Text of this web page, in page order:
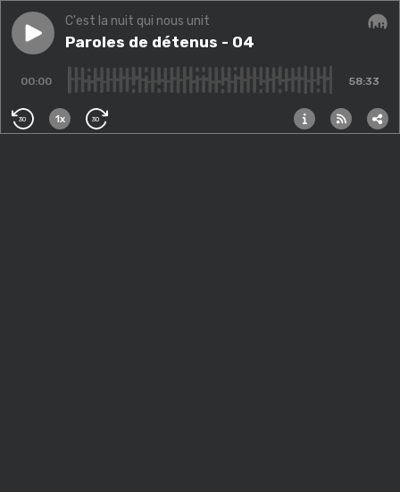
Play episodeParoles de détenus - 04
C'est la nuit qui nous unit
Paroles de détenus - 04
00:00 58:33
30 1x 30